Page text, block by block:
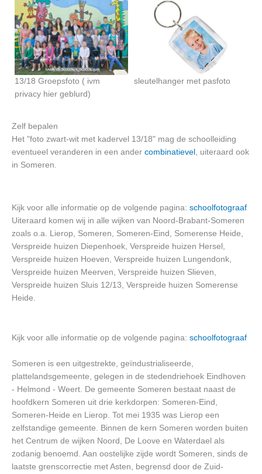
13/18 Groepsfoto ( ivm
privacy hier geblurd)
sleutelhanger met pasfoto
Zelf bepalen
Het "foto zwart-wit met kadervel 13/18" mag de schoolleiding
eventueel veranderen in een ander combinatievel , uiteraard ook
in Someren.
Kijk voor alle informatie op de volgende pagina: schoolfotograaf
Uiteraard komen wij in alle wijken van Noord-Brabant-Someren
zoals o.a. Lierop, Someren, Someren-Eind, Somerense Heide,
Verspreide huizen Diepenhoek, Verspreide huizen Hersel,
Verspreide huizen Hoeven, Verspreide huizen Lungendonk,
Verspreide huizen Meerven, Verspreide huizen Slieven,
Verspreide huizen Sluis 12/13, Verspreide huizen Somerense
Heide.
Kijk voor alle informatie op de volgende pagina: schoolfotograaf
Someren is een uitgestrekte, geïndustrialiseerde,
plattelandsgemeente, gelegen in de stedendriehoek Eindhoven
- Helmond - Weert. De gemeente Someren bestaat naast de
hoofdkern Someren uit drie kerkdorpen: Someren-Eind,
Someren-Heide en Lierop. Tot mei 1935 was Lierop een
zelfstandige gemeente. Binnen de kern Someren worden buiten
het Centrum de wijken Noord, De Loove en Waterdael als
zodanig benoemd. Aan oostelijke zijde wordt Someren, sinds de
laatste grenscorrectie met Asten, begrensd door de Zuid-